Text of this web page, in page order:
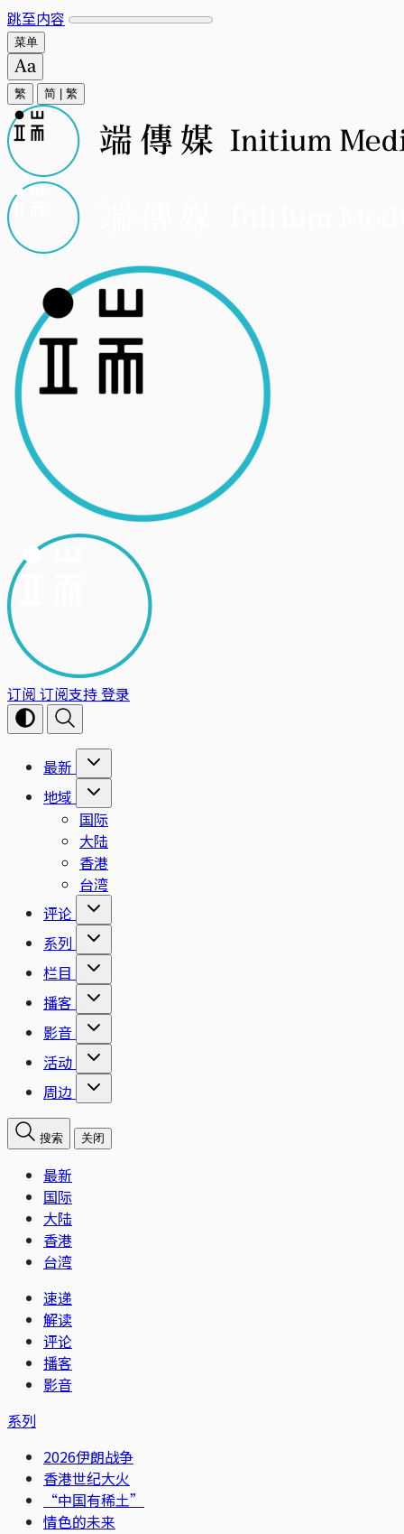
跳至内容
菜单
繁 简 繁
订阅 订阅支持登录
最新
地域
国际
大陆
香港
台湾
评论
系列
栏目
播客
影音
活动
周边
搜索 关闭
最新
国际
大陆
香港
台湾
速递
解读
评论
播客
影音
系列
2026伊朗战争
香港世纪大火
“中国有稀土”
情色的未来